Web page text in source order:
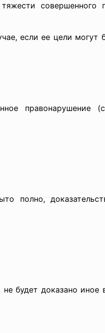
совершенного
если ее цели могут
полно,
будет доказано иное